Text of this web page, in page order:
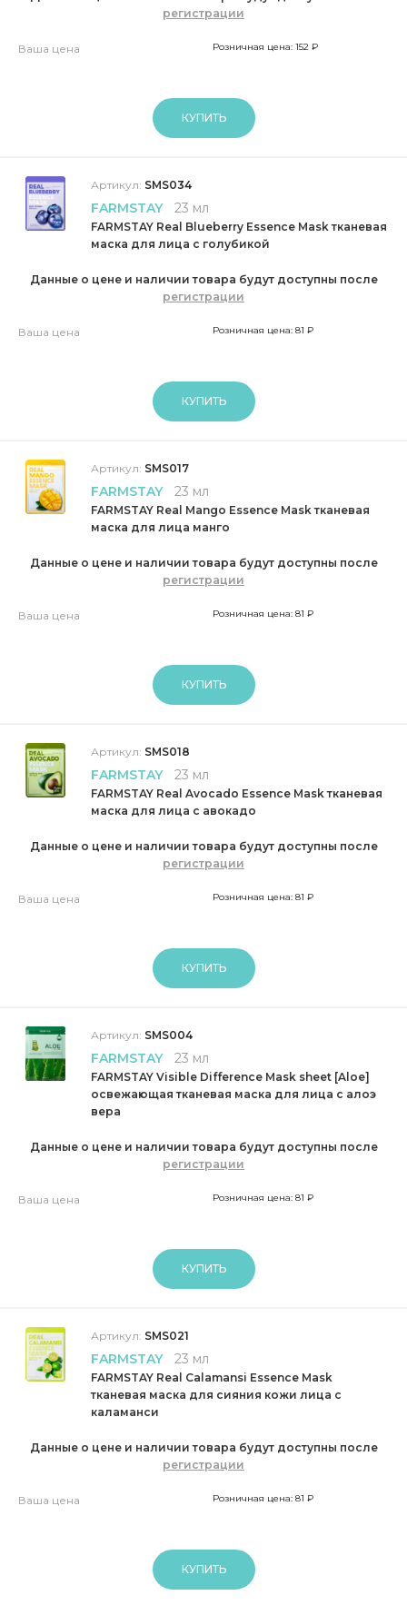
регистрации
Ваша цена Розничная цена: 152 ₽
КУПИТЬ
Артикул: SMS034
FARMSTAY 23 мл
FARMSTAY Real Blueberry Essence Mask тканевая
маска для лица с голубикой
Данные о цене и наличии товара будут доступны после
регистрации
Ваша цена Розничная цена: 81 ₽
КУПИТЬ
Артикул: SMS017
FARMSTAY 23 мл
FARMSTAY Real Mango Essence Mask тканевая
маска для лица манго
Данные о цене и наличии товара будут доступны после
регистрации
Ваша цена Розничная цена: 81 ₽
КУПИТЬ
Артикул: SMS018
FARMSTAY 23 мл
FARMSTAY Real Avocado Essence Mask тканевая
маска для лица с авокадо
Данные о цене и наличии товара будут доступны после
регистрации
Ваша цена Розничная цена: 81 ₽
КУПИТЬ
Артикул: SMS004
FARMSTAY 23 мл
FARMSTAY Visible Difference Mask sheet [Aloe]
освежающая тканевая маска для лица с алоэ
вера
Данные о цене и наличии товара будут доступны после
регистрации
Ваша цена Розничная цена: 81 ₽
КУПИТЬ
Артикул: SMS021
FARMSTAY 23 мл
FARMSTAY Real Calamansi Essence Mask
тканевая маска для сияния кожи лица с
каламанси
Данные о цене и наличии товара будут доступны после
регистрации
Ваша цена Розничная цена: 81 ₽
КУПИТЬ